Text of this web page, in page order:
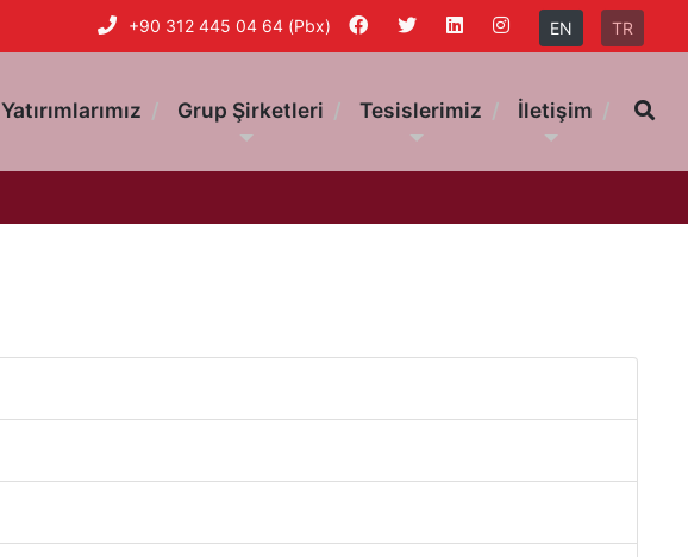
+90 312 445 04 64 (Pbx) EN TR
Yatırımlarımız Grup Şirketleri Tesislerimiz İletişim